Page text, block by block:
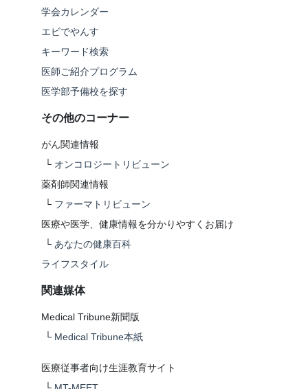
学会カレンダー
エビでやんす
キーワード検索
医師ご紹介プログラム
医学部予備校を探す
その他のコーナー
がん関連情報
└ オンコロジートリビューン
薬剤師関連情報
└ ファーマトリビューン
医療や医学、健康情報を分かりやすくお届け
└ あなたの健康百科
ライフスタイル
関連媒体
Medical Tribune新聞版
└ Medical Tribune本紙
医療従事者向け生涯教育サイト